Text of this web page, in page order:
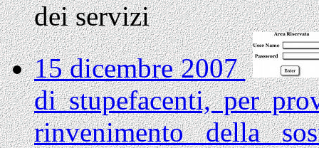
dei servizi
15 dicembre 2007
di stupefacenti, per
rinvenimento della